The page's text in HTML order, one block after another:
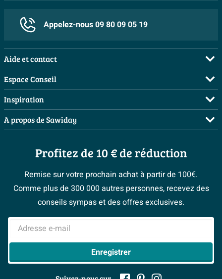
Appelez-nous 09 80 09 05 19
Aide et contact
FAQ
Commander
Payer
Livraison / retrait
Garantie & réclamations
Politique d’avis
> Service client
Espace Conseil
Demandez votre devis
Planificateur 3D
Les bons tuyaux
> Espace Conseil
Inspiration
Salles de bains complètes
Inspiration toilettes
Moodboards
Magazine
#Mysawiday
> Inspiration salle de bains
A propos de Sawiday
Postes vacants
Sawiday PRO
Fevad
Ils parlent de nous
Mentions légales
Profitez de 10 € de réduction
Remise sur votre prochain achat à partir de 100€.
Comme plus de 300 000 autres personnes, recevez des
conseils sympas et des offres exclusives.
Adresse e-mail
Enregistrer